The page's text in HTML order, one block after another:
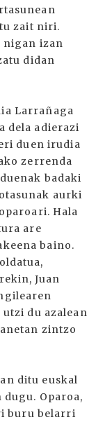
zait niri.
nigan izan
didan
Larrañaga
dela adierazi
duen irudia
zerrenda
badaki
aurki
Hala
are
baino.
Juan
du azalean
zintzo
ditu euskal
Oparoa,
buru belarri